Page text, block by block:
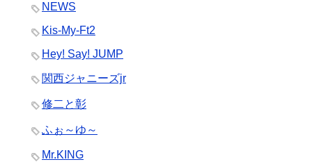
NEWS
Kis-My-Ft2
Hey! Say! JUMP
関西ジャニーズjr
修二と彰
ふぉ～ゆ～
Mr.KING